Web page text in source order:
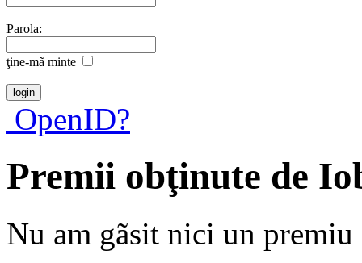
Parola:
ţine-mã minte
OpenID?
Premii obţinute de
Nu am gãsit nici un premiu